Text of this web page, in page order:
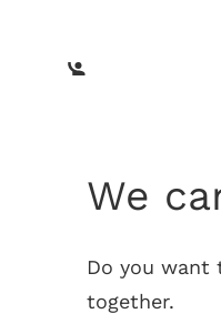
We
Do you want
together.